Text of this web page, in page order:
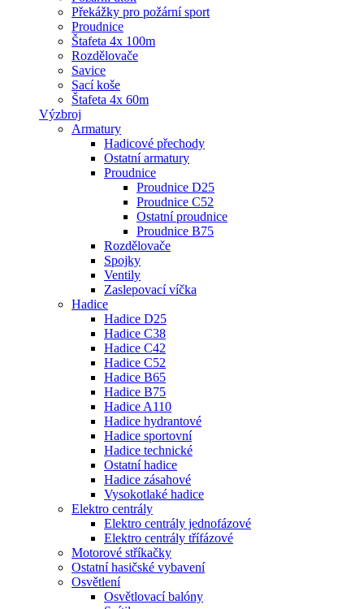
Překážky pro požární sport
Proudnice
Štafeta 4x 100m
Rozdělovače
Savice
Sací koše
Štafeta 4x 60m
Výzbroj
Armatury
Hadicové přechody
Ostatní armatury
Proudnice
Proudnice D25
Proudnice C52
Ostatní proudnice
Proudnice B75
Rozdělovače
Spojky
Ventily
Zaslepovací víčka
Hadice
Hadice D25
Hadice C38
Hadice C42
Hadice C52
Hadice B65
Hadice B75
Hadice A110
Hadice hydrantové
Hadice sportovní
Hadice technické
Ostatní hadice
Hadice zásahové
Vysokotlaké hadice
Elektro centrály
Elektro centrály jednofázové
Elektro centrály třífázové
Motorové stříkačky
Ostatní hasičské vybavení
Osvětlení
Osvětlovací balóny